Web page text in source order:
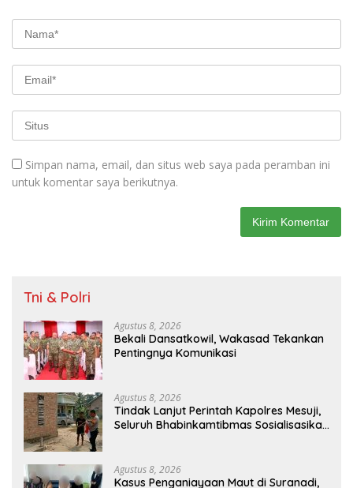
Simpan nama, email, dan situs web saya pada peramban ini
untuk komentar saya berikutnya.
Tni & Polri
Agustus 8, 2026
Bekali Dansatkowil, Wakasad Tekankan
Pentingnya Komunikasi
Agustus 8, 2026
Tindak Lanjut Perintah Kapolres Mesuji,
Seluruh Bhabinkamtibmas Sosialisasikan
Agustus 8, 2026
Kasus Penganiayaan Maut di Suranadi,